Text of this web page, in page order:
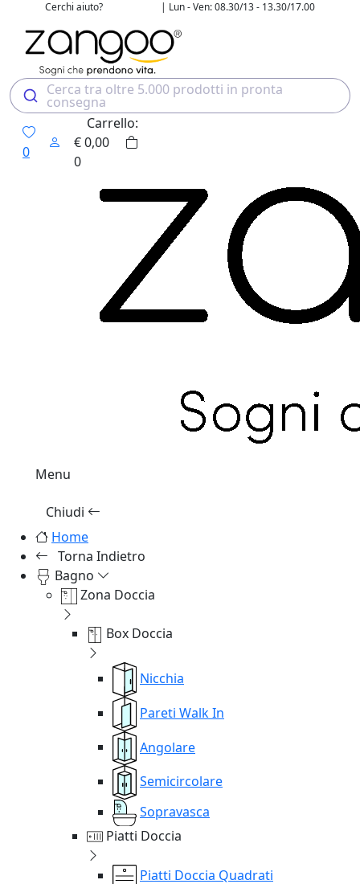
Cerchi aiuto? | Lun - Ven: 08.30/13 - 13.30/17.00
Cerca tra oltre 5.000 prodotti in pronta
consegna
0
Carrello:
€0,00
0
Menu
Chiudi
Home
Torna Indietro
Bagno
Zona Doccia
Box Doccia
Nicchia
Pareti Walk In
Angolare
Semicircolare
Sopravasca
Piatti Doccia
Piatti Doccia Quadrati